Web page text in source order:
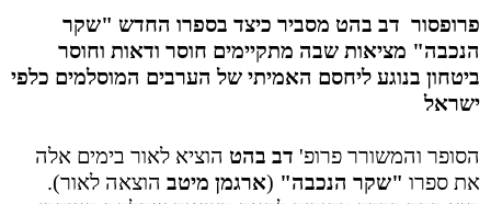
פרופסור דב בהט מסביר כיצד בספרו החדש "שקר
הנכבה" מציאות שבה מתקיימים חוסר ודאות וחוסר
ביטחון בנוגע ליחסם האמיתי של הערבים המוסלמים כלפי
ישראל
הסופר והמשורר פרופ' דב בהט הוציא לאור בימים אלה
את ספרו "שקר הנכבה" (ארגמן מיטב הוצאה לאור).